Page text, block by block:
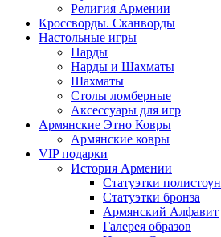
Религия Армении
Кроссворды. Сканворды
Настольные игры
Нарды
Нарды и Шахматы
Шахматы
Столы ломберные
Аксессуары для игр
Армянские Этно Ковры
Армянские ковры
VIP подарки
История Армении
Статуэтки полистоун
Статуэтки бронза
Армянский Алфавит
Галерея образов